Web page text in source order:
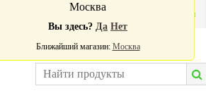
Магазин
Москва
Вы здесь? Да Нет
Ближайший магазин: Москва